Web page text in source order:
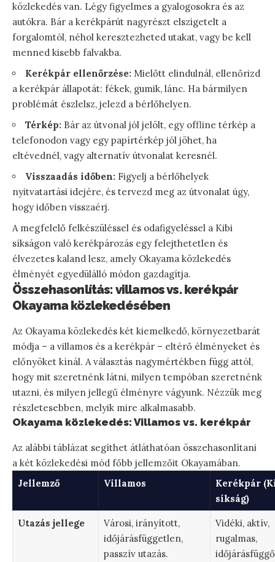
közlekedés van. Légy figyelmes a gyalogosokra és az
autókra. Bár a kerékpárút nagyrészt elszigetelt a
forgalomtól, néhol keresztezheted utakat, vagy be kell
menned kisebb falvakba.
Kerékpár ellenőrzése: Mielőtt elindulnál, ellenőrizd
a kerékpár állapotát: fékek, gumik, lánc. Ha bármilyen
problémát észlelsz, jelezd a bérlőhelyen.
Térkép: Bár az útvonal jól jelölt, egy offline térkép a
telefonodon vagy egy papírtérkép jól jöhet, ha
eltévednél, vagy alternatív útvonalat keresnél.
Visszaadás időben: Figyelj a bérlőhelyek
nyitvatartási idejére, és tervezd meg az útvonalat úgy,
hogy időben visszaérj.
A megfelelő felkészüléssel és odafigyeléssel a Kibi
síkságon való kerékpározás egy felejthetetlen és
élvezetes kaland lesz, amely Okayama közlekedés
élményét egyedülálló módon gazdagítja.
Összehasonlítás: villamos vs. kerékpár
Okayama közlekedésében
Az Okayama közlekedés két kiemelkedő, környezetbarát
módja – a villamos és a kerékpár – eltérő élményeket és
előnyöket kínál. A választás nagymértékben függ attól,
hogy mit szeretnénk látni, milyen tempóban szeretnénk
utazni, és milyen jellegű élményre vágyunk. Nézzük meg
részletesebben, melyik mire alkalmasabb.
Okayama közlekedés: Villamos vs. kerékpár
Az alábbi táblázat segíthet átláthatóan összehasonlítani
a két közlekedési mód főbb jellemzőit Okayamában.
Jellemző
Villamos
Kerékpár
síkság)
Utazás jellege
Városi, irányított,
időjárásfüggetlen,
passzív utazás.
Vidéki, aktív,
rugalmas,